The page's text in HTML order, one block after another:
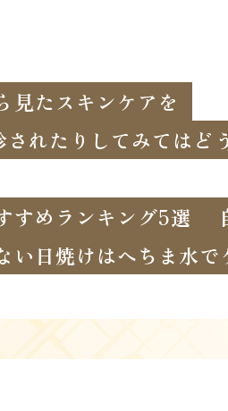
見たスキンケアを
れたりしてみてはど
すめランキング5選
い日焼けはへちま水で